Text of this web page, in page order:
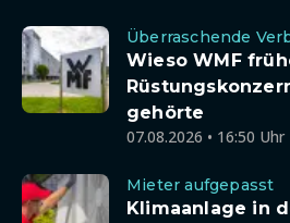
Überraschende
Wieso WMF
gehörte
07.08.2026 • 16:50 Uhr
Mieter aufgepasst
Klimaanlage in